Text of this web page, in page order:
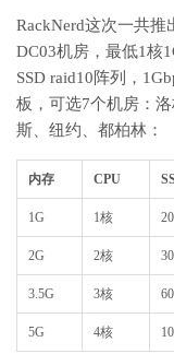
RackNerd这次一共推
DC03机房，最低1核
SSD raid10阵列，
板，可选7个机房：
斯、纽约、都柏林：
内存 CPU
1G 1核
2G 2核
3.5G 3核
5G 4核